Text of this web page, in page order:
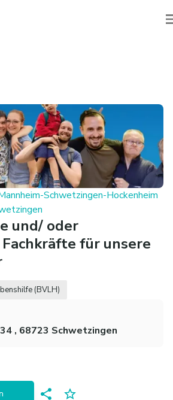
Schwetzingen-Hockenheim
und/ oder
für unsere
(BVLH)
, 68723 Schwetzingen